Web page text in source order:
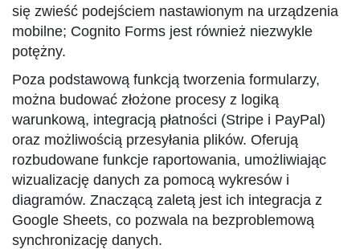
się zwieść podejściem nastawionym na urządzenia
mobilne; Cognito Forms jest również niezwykle
potężny.
Poza podstawową funkcją tworzenia formularzy,
można budować złożone procesy z logiką
warunkową, integracją płatności (Stripe i PayPal)
oraz możliwością przesyłania plików. Oferują
rozbudowane funkcje raportowania, umożliwiając
wizualizację danych za pomocą wykresów i
diagramów. Znaczącą zaletą jest ich integracja z
Google Sheets, co pozwala na bezproblemową
synchronizację danych.